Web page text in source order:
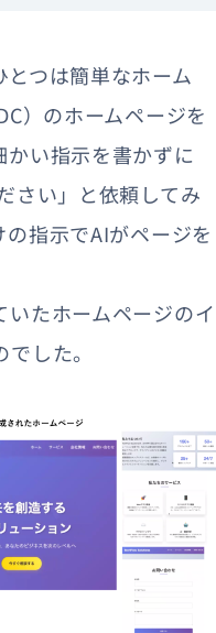
つは簡単なホーム
）のホームページを
い指示を書かずに
さい」と依頼してみ
指示でAIがページを
いたホームページのイ
した。